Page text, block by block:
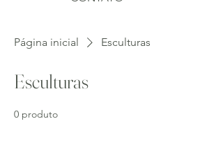
Página inicial Esculturas
Esculturas
0 produto